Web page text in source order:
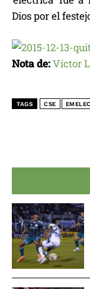
Dios por el
Nota de:Víctor
TAGS CSE EMELEC